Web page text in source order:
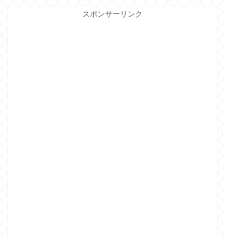
スポンサーリンク